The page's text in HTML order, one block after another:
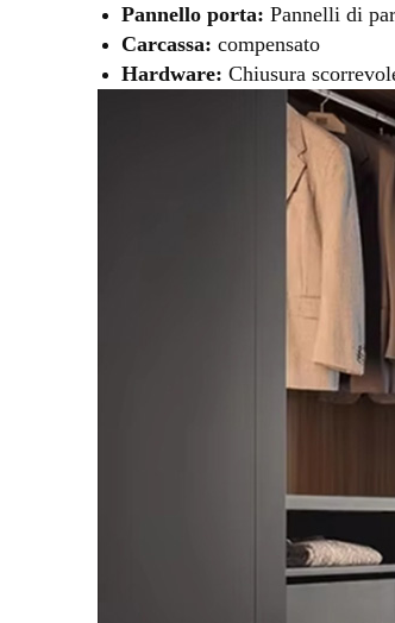
Pannello porta: Pannelli di
Carcassa: compensato
Hardware: Chiusura